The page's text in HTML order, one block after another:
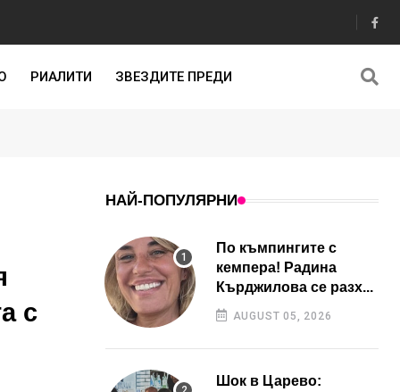
РИАЛИТИ ЗВЕЗДИТЕ ПРЕДИ
с
НАЙ-ПОПУЛЯРНИ
По къмпингите с
кемпера! Радина
Кърджилова се разх...
AUGUST 05, 2026
Шок в Царево: